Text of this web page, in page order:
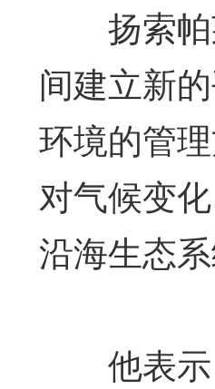
扬索帕
间建立新
环境的管
对气候变
沿海生态
他表示